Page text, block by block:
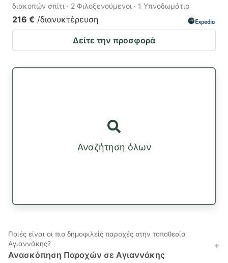
διακοπών σπίτι · 2 Φιλοξενούμενοι · 1 Υπνοδωμάτιο
216 € /διανυκτέρευση
Δείτε την προσφορά
Αναζήτηση όλων
Ποιές είναι οι πιο δημοφιλείς παροχές στην τοποθεσία
Αγιαννάκης?
Ανασκόπηση Παροχών σε Αγιαννάκης
+